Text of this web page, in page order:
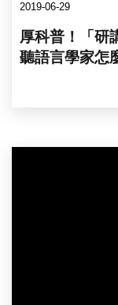
2019-06-29
厚科普！「研
聽語言學家怎